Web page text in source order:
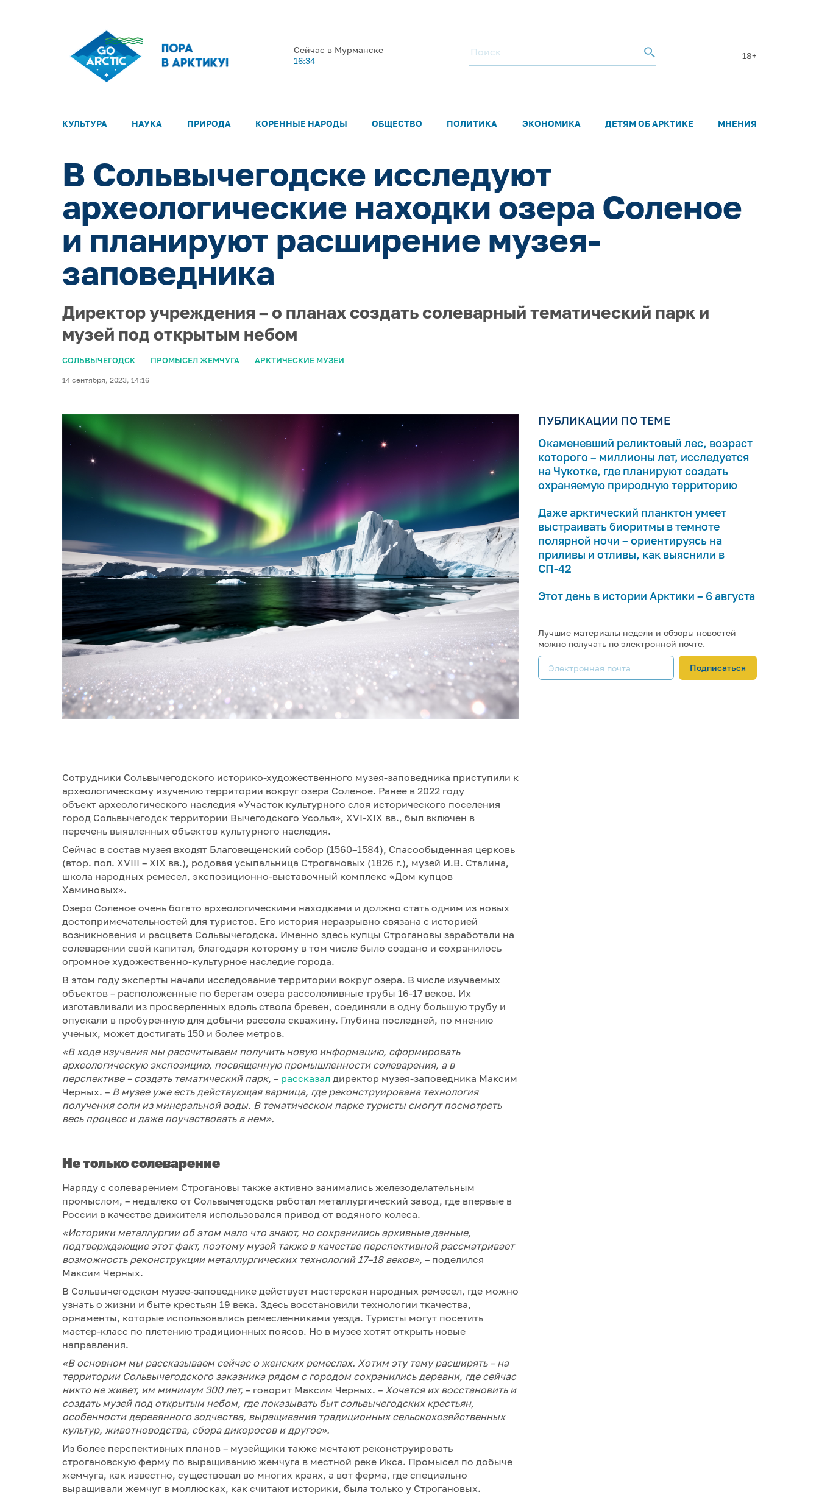
Сейчас в Мурманске
16:34
18+
КУЛЬТУРА НАУКА ПРИРОДА КОРЕННЫЕ НАРОДЫ ОБЩЕСТВО ПОЛИТИКА ЭКОНОМИКА ДЕТЯМ ОБ АРКТИКЕ МНЕНИЯ
В Сольвычегодске исследуют
археологические находки озера Соленое
и планируют расширение музея-
заповедника
Директор учреждения – о планах создать солеварный тематический парк и
музей под открытым небом
СОЛЬВЫЧЕГОДСК ПРОМЫСЕЛ ЖЕМЧУГА АРКТИЧЕСКИЕ МУЗЕИ
14 сентября, 2023, 14:16
Сотрудники Сольвычегодского историко-художественного музея-заповедника приступили к
археологическому изучению территории вокруг озера Соленое. Ранее в 2022 году
объект археологического наследия «Участок культурного слоя исторического поселения
город Сольвычегодск территории Вычегодского Усолья», XVI-XIX вв., был включен в
перечень выявленных объектов культурного наследия.
Сейчас в состав музея входят Благовещенский собор (1560–1584), Спасообыденная церковь
(втор. пол. XVIII – XIX вв.), родовая усыпальница Строгановых (1826 г.), музей И.В. Сталина,
школа народных ремесел, экспозиционно-выставочный комплекс «Дом купцов
Хаминовых».
Озеро Соленое очень богато археологическими находками и должно стать одним из новых
достопримечательностей для туристов. Его история неразрывно связана с историей
возникновения и расцвета Сольвычегодска. Именно здесь купцы Строгановы заработали на
солеварении свой капитал, благодаря которому в том числе было создано и сохранилось
огромное художественно-культурное наследие города.
В этом году эксперты начали исследование территории вокруг озера. В числе изучаемых
объектов – расположенные по берегам озера рассололивные трубы 16-17 веков. Их
изготавливали из просверленных вдоль ствола бревен, соединяли в одну большую трубу и
опускали в пробуренную для добычи рассола скважину. Глубина последней, по мнению
ученых, может достигать 150 и более метров.
«В ходе изучения мы рассчитываем получить новую информацию, сформировать
археологическую экспозицию, посвященную промышленности солеварения, а в
перспективе – создать тематический парк, – рассказал директор музея-заповедника Максим
Черных. – В музее уже есть действующая варница, где реконструирована технология
получения соли из минеральной воды. В тематическом парке туристы смогут посмотреть
весь процесс и даже поучаствовать в нем».
Не только солеварение
Наряду с солеварением Строгановы также активно занимались железоделательным
промыслом, – недалеко от Сольвычегодска работал металлургический завод, где впервые в
России в качестве движителя использовался привод от водяного колеса.
«Историки металлургии об этом мало что знают, но сохранились архивные данные,
подтверждающие этот факт, поэтому музей также в качестве перспективной рассматривает
возможность реконструкции металлургических технологий 17–18 веков», – поделился
Максим Черных.
В Сольвычегодском музее-заповеднике действует мастерская народных ремесел, где можно
узнать о жизни и быте крестьян 19 века. Здесь восстановили технологии ткачества,
орнаменты, которые использовались ремесленниками уезда. Туристы могут посетить
мастер-класс по плетению традиционных поясов. Но в музее хотят открыть новые
направления.
«В основном мы рассказываем сейчас о женских ремеслах. Хотим эту тему расширять – на
территории Сольвычегодского заказника рядом с городом сохранились деревни, где сейчас
никто не живет, им минимум 300 лет, – говорит Максим Черных. – Хочется их восстановить и
создать музей под открытым небом, где показывать быт сольвычегодских крестьян,
особенности деревянного зодчества, выращивания традиционных сельскохозяйственных
культур, животноводства, сбора дикоросов и другое».
Из более перспективных планов – музейщики также мечтают реконструировать
строгановскую ферму по выращиванию жемчуга в местной реке Икса. Промысел по добыче
жемчуга, как известно, существовал во многих краях, а вот ферма, где специально
выращивали жемчуг в моллюсках, как считают историки, была только у Строгановых.
ПУБЛИКАЦИИ ПО ТЕМЕ
Окаменевший реликтовый лес, возраст
которого – миллионы лет, исследуется
на Чукотке, где планируют создать
охраняемую природную территорию
Даже арктический планктон умеет
выстраивать биоритмы в темноте
полярной ночи – ориентируясь на
приливы и отливы, как выяснили в
СП-42
Этот день в истории Арктики – 6 августа
Лучшие материалы недели и обзоры новостей
можно получать по электронной почте.
Подписаться